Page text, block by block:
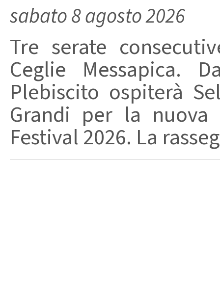
sabato 8 agosto 2026
Tre serate
Ceglie Messapica.
Plebiscito ospiterà
Grandi per la
Festival 2026. La